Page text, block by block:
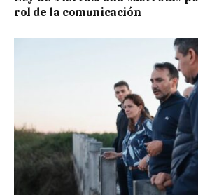
rol de la comunicación